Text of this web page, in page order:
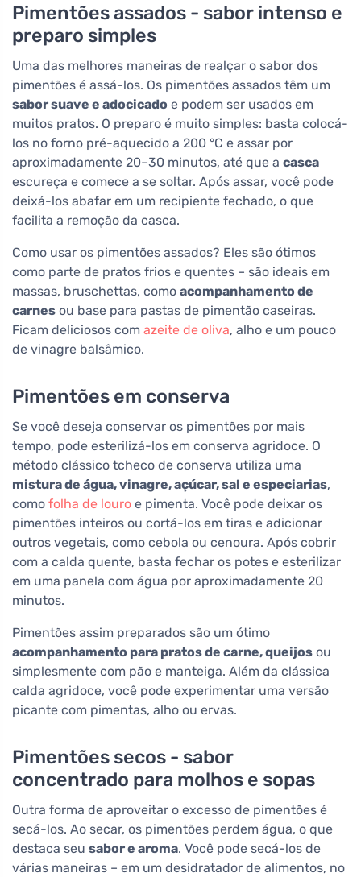
Pimentões assados - sabor intenso e
preparo simples
Uma das melhores maneiras de realçar o sabor dos
pimentões é assá-los. Os pimentões assados têm um
sabor suave e adocicado e podem ser usados em
muitos pratos. O preparo é muito simples: basta colocá-
los no forno pré-aquecido a 200 °C e assar por
aproximadamente 20–30 minutos, até que a casca
escureça e comece a se soltar. Após assar, você pode
deixá-los abafar em um recipiente fechado, o que
facilita a remoção da casca.
Como usar os pimentões assados? Eles são ótimos
como parte de pratos frios e quentes – são ideais em
massas, bruschettas, como acompanhamento de
carnes ou base para pastas de pimentão caseiras.
Ficam deliciosos com azeite de oliva, alho e um pouco
de vinagre balsâmico.
Pimentões em conserva
Se você deseja conservar os pimentões por mais
tempo, pode esterilizá-los em conserva agridoce. O
método clássico tcheco de conserva utiliza uma
mistura de água, vinagre, açúcar, sal e especiarias,
como folha de louro e pimenta. Você pode deixar os
pimentões inteiros ou cortá-los em tiras e adicionar
outros vegetais, como cebola ou cenoura. Após cobrir
com a calda quente, basta fechar os potes e esterilizar
em uma panela com água por aproximadamente 20
minutos.
Pimentões assim preparados são um ótimo
acompanhamento para pratos de carne, queijos ou
simplesmente com pão e manteiga. Além da clássica
calda agridoce, você pode experimentar uma versão
picante com pimentas, alho ou ervas.
Pimentões secos - sabor
concentrado para molhos e sopas
Outra forma de aproveitar o excesso de pimentões é
secá-los. Ao secar, os pimentões perdem água, o que
destaca seu sabor e aroma. Você pode secá-los de
várias maneiras – em um desidratador de alimentos, no